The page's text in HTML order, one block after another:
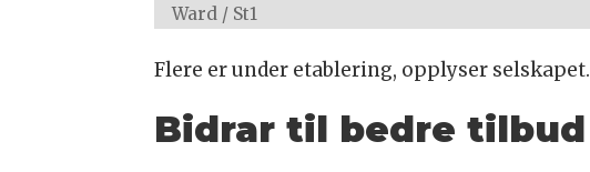
Ward / St1
Flere er under etablering, opplyser selskapet.
Bidrar til bedre tilbud